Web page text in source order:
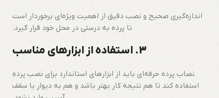
اندازه‌گیری صحیح و نصب دقیق از اهمیت ویژه‌ای برخوردار است
تا پرده به درستی در محل خود قرار گیرد.
3. استفاده از ابزارهای مناسب
نصاب پرده حرفه‌ای باید از ابزارهای استاندارد برای نصب پرده
استفاده کند تا هم نتیجه کار بهتر باشد و هم به دیوار یا سقف